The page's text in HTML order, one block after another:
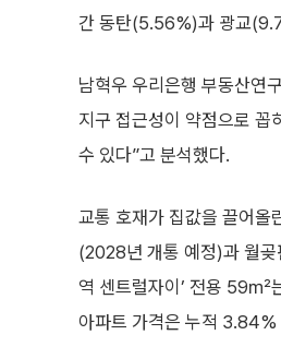
간 동탄(5.56%)과 광교
남혁우 우리은행 부동산연
지구 접근성이 약점으로 꼽
수 있다”고 분석했다.
교통 호재가 집값을 끌어올
(2028년 개통 예정)과 월곶
역 센트럴자이’ 전용 59㎡
아파트 가격은 누적 3.84%